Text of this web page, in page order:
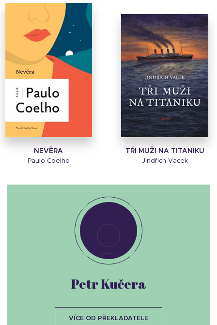
NEVĚRA
Paulo Coelho
TŘI MUŽI NA TITANIKU
Jindřich Vacek
Petr Kučera
VÍCE OD PŘEKLADATELE